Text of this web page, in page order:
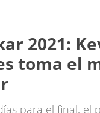
2021:
toma el
para el final, el